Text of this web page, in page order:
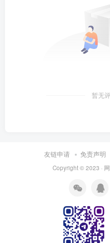
暂无
友链申请 免责声明
Copyright © 2023 ·